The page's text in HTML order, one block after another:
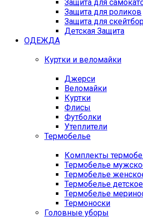
Защита для
Защита для роликов
Защита для
Детская Защита
ОДЕЖДА
Куртки и веломайки
Джерси
Веломайки
Куртки
Флисы
Футболки
Утеплители
Термобелье
Комплекты
Термобелье
Термобелье
Термобелье детское
Термобелье
Термоноски
Головные уборы